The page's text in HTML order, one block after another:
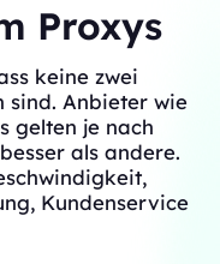
Proxys
keine zwei
Anbieter wie
gelten je nach
als andere.
Kundenservice